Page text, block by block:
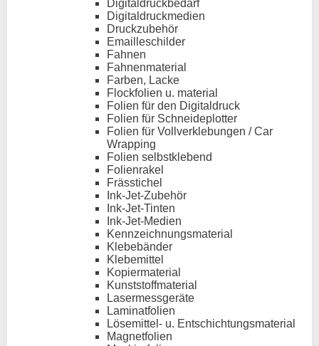
Digitaldruckbedarf
Digitaldruckmedien
Druckzubehör
Emailleschilder
Fahnen
Fahnenmaterial
Farben, Lacke
Flockfolien u. material
Folien für den Digitaldruck
Folien für Schneideplotter
Folien für Vollverklebungen / Car
Wrapping
Folien selbstklebend
Folienrakel
Frässtichel
Ink-Jet-Zubehör
Ink-Jet-Tinten
Ink-Jet-Medien
Kennzeichnungsmaterial
Klebebänder
Klebemittel
Kopiermaterial
Kunststoffmaterial
Lasermessgeräte
Laminatfolien
Lösemittel- u. Entschichtungsmaterial
Magnetfolien